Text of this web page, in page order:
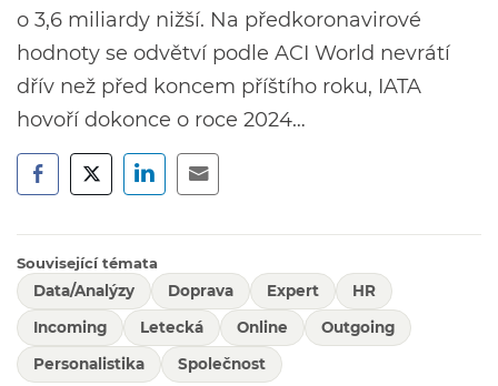
o 3,6 miliardy nižší. Na předkoronavirové
hodnoty se odvětví podle ACI World nevrátí
dřív než před koncem příštího roku, IATA
hovoří dokonce o roce 2024…
Související témata
Data/Analýzy
Doprava Expert HR
Incoming Letecká Online Outgoing
Personalistika Společnost